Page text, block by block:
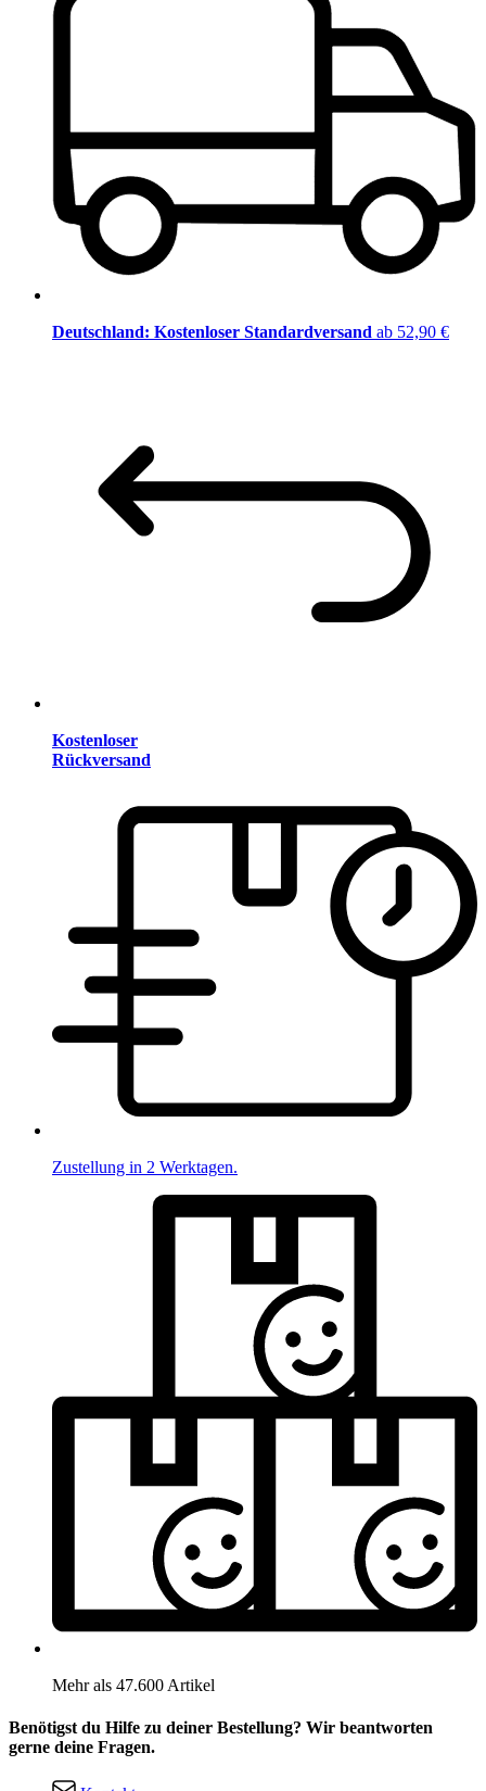
Deutschland: Kostenloser Standardversand ab 52,90 €
Kostenloser
Rückversand
Zustellung in 2 Werktagen.
Mehr als 47.600 Artikel
Benötigst du Hilfe zu deiner Bestellung? Wir beantworten
gerne deine Fragen.